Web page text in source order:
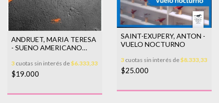
ANDRUET, MARIA TERESA
- SUENO AMERICANO
3 cuotas sin interés de$6.333,33
$19.000
SAINT-EXUPERY, ANTON -
VUELO NOCTURNO
3 cuotas sin interés de$8.333,33
$25.000